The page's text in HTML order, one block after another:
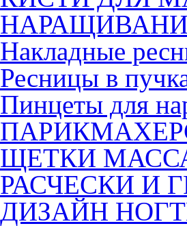
Накладные
Ресницы в
Пинцеты для
ЩЕТКИ
РАСЧЕСКИ И
ДИЗАЙН